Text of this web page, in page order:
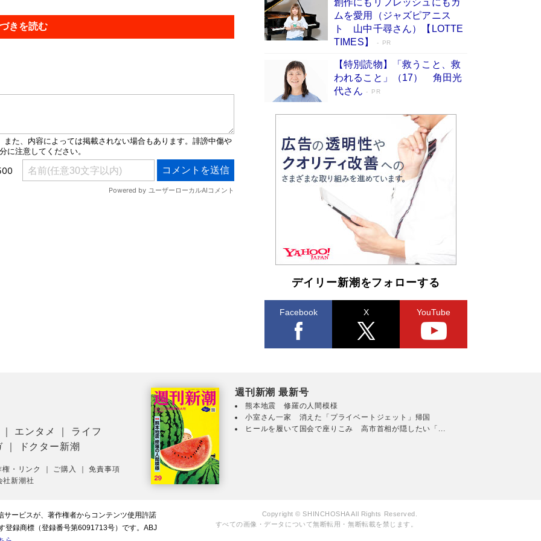
きを読む
は描きたくない」監督が徹底的にこだわっ
たこと（後編） #戦争の記憶
Book Bang
「叱って伸びるやつは、褒めたらもっと伸びる」
俳優・高嶋政伸が家族に教わった“人を育てるコ
ツ”…芸への考え方を明かす
Book Bang
美輪明宏 晩年の回答を集めた『ほほえんで生き
るための人生相談』がランクイン［エンターテイ
メントベストセラー］
「宇宙兄弟」最終46巻がベストセラー1位 宇宙
開発への関心を押し上げた18年の物語に幕 特装
版には「宇宙で描かれたマンガ」も収録
Book Bang
友近氏、絶賛！ 鎌倉を舞台に、孤独を抱えた
人々が新たな一歩を踏み出す連作短篇集『海のほ
とりのプラネット』試し読み
Book Bang
創作にもリフレッシュにもガ
ムを愛用（ジャズピアニス
ト 山中千尋さん）【LOTTE
TIMES】
PR
【特別読物】「救うこと、救
われること」（17） 角田光
代さん
PR
デイリー新潮をフォローする
Facebook X YouTube
エンタメ
ライフ
ドクター新潮
権・リンク ご購入 ｜免責事項
社新潮社
週刊新潮 最新号
熊本地震 修羅の人間模様
小室さん一家 消えた「プライベートジェット」帰国
ヒールを履いて国会で座りこみ 高市首相が隠したい「...
ービスが、著作権者からコンテンツ使用許諾
登録商標（登録番号第6091713号）です。ABJ
Copyright © SHINCHOSHA All Rights Reserved.
すべての画像・データについて無断転用・無断転載を禁じます。